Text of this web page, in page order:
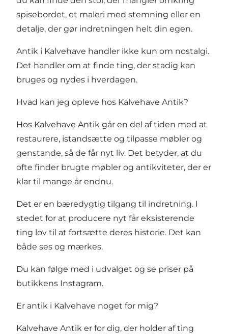
spisebordet, et maleri med stemning eller en
detalje, der gør indretningen helt din egen.
Antik i Kalvehave handler ikke kun om nostalgi.
Det handler om at finde ting, der stadig kan
bruges og nydes i hverdagen.
Hvad kan jeg opleve hos Kalvehave Antik?
Hos Kalvehave Antik går en del af tiden med at
restaurere, istandsætte og tilpasse møbler og
genstande, så de får nyt liv. Det betyder, at du
ofte finder brugte møbler og antikviteter, der er
klar til mange år endnu.
Det er en bæredygtig tilgang til indretning. I
stedet for at producere nyt får eksisterende
ting lov til at fortsætte deres historie. Det kan
både ses og mærkes.
Du kan følge med i udvalget og se priser på
butikkens Instagram.
Er antik i Kalvehave noget for mig?
Kalvehave Antik er for dig, der holder af ting